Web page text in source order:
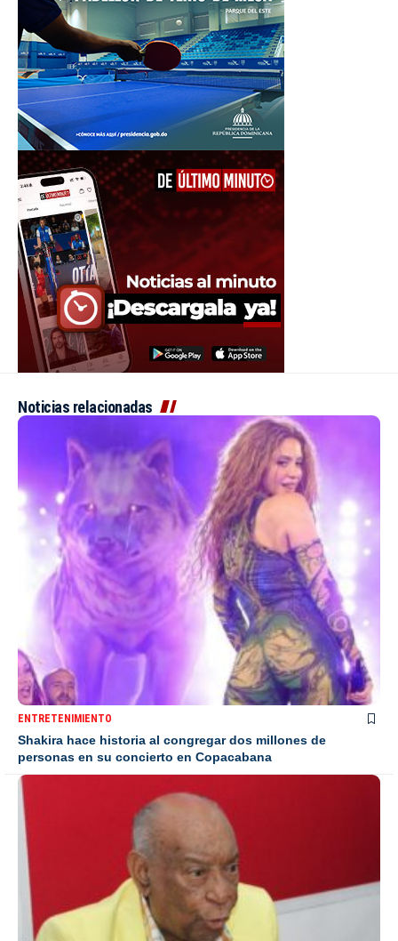
Noticias relacionadas
ENTRETENIMIENTO
Shakira hace historia al congregar dos millones de
personas en su concierto en Copacabana